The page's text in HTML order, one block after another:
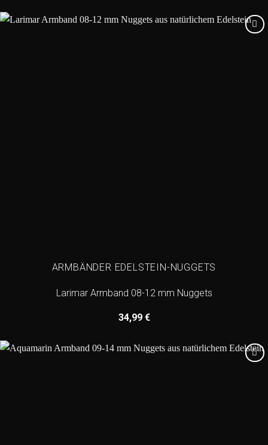
ARMBÄNDER EDELSTEIN-NUGGETS
Larimar Armband 08-12 mm Nuggets
34,99 €